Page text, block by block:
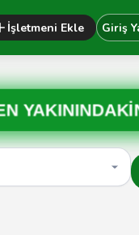
İşletmeni Ekle Giriş